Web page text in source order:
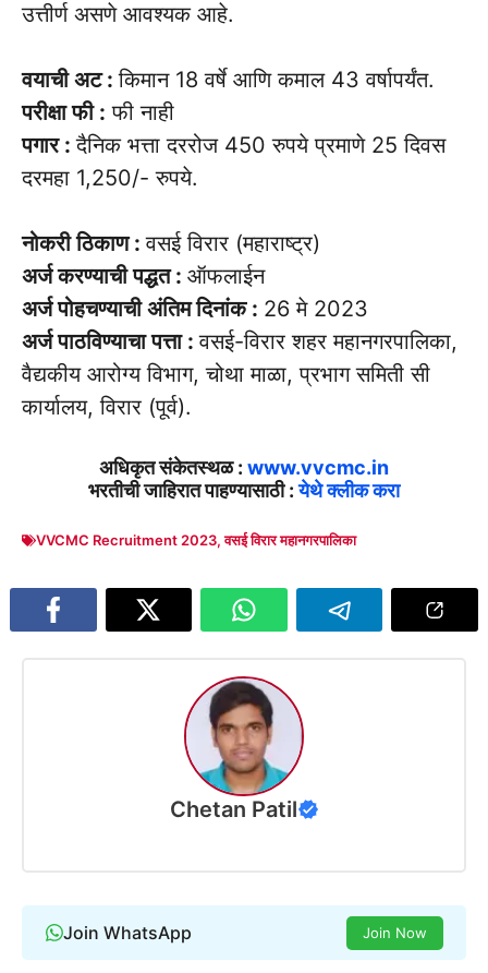
उत्तीर्ण असणे आवश्यक आहे.
वयाची अट :किमान 18 वर्षे आणि कमाल 43 वर्षापर्यंत.
परीक्षा फी : फी नाही
पगार :दैनिक भत्ता दररोज 450 रुपये प्रमाणे 25 दिवस
दरमहा 1,250/- रुपये.
नोकरी ठिकाण :वसई विरार (महाराष्ट्र)
अर्ज करण्याची पद्धत : ऑफलाईन
अर्ज पोहचण्याची अंतिम दिनांक : 26 मे 2023
अर्ज पाठविण्याचा पत्ता :वसई-विरार शहर महानगरपालिका,
वैद्यकीय आरोग्य विभाग, चोथा माळा, प्रभाग समिती सी
कार्यालय, विरार (पूर्व).
अधिकृत संकेतस्थळ : www.vvcmc.in
भरतीची जाहिरात पाहण्यासाठी :येथे क्लीक करा
VVCMC Recruitment 2023,वसई विरार महानगरपालिका
Chetan Patil
Join WhatsApp Join Now